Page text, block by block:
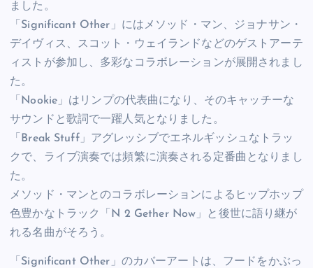
ました。
「Significant Other」にはメソッド・マン、ジョナサン・
デイヴィス、スコット・ウェイランドなどのゲストアーテ
ィストが参加し、多彩なコラボレーションが展開されまし
た。
「Nookie」はリンプの代表曲になり、そのキャッチーな
サウンドと歌詞で一躍人気となりました。
「Break Stuff」アグレッシブでエネルギッシュなトラッ
クで、ライブ演奏では頻繁に演奏される定番曲となりまし
た。
メソッド・マンとのコラボレーションによるヒップホップ
色豊かなトラック「N 2 Gether Now」と後世に語り継が
れる名曲がそろう。
「Significant Other」のカバーアートは、フードをかぶっ